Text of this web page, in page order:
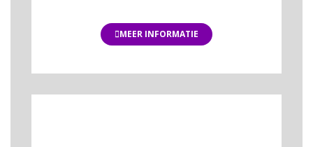
MEER INFORMATIE